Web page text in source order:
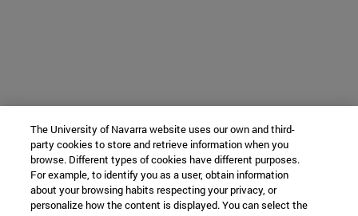
The University of Navarra website uses our own and third-
party cookies to store and retrieve information when you
browse. Different types of cookies have different purposes.
For example, to identify you as a user, obtain information
about your browsing habits respecting your privacy, or
personalize how the content is displayed. You can select the